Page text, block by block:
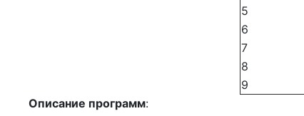
5
6
7
8
9
Описание программ: